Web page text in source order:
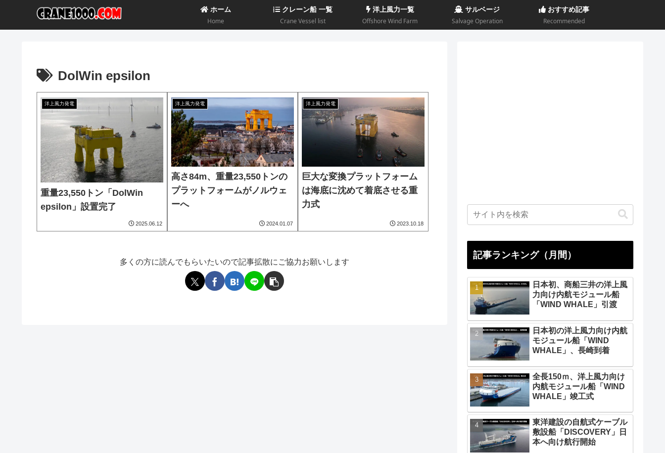
ホーム
Home
クレーン船 一覧
Crane Vessel list
洋上風力一覧
Offshore Wind Farm
サルベージ
Salvage Operation
おすすめ記事
Recommended
DolWin epsilon
洋上風力発電
重量23,550トン「DolWin
epsilon」設置完了
2025.06.12
洋上風力発電
高さ84m、重量23,550トンの
プラットフォームがノルウェ
ーへ
2024.01.07
洋上風力発電
巨大な変換プラットフォーム
は海底に沈めて着底させる重
力式
2023.10.18
多くの方に読んでもらいたいので記事拡散にご協力お願いします
記事ランキング（月間）
日本初、商船三井の洋上風
力向け内航モジュール船
「WIND WHALE」引渡
日本初の洋上風力向け内航
モジュール船「WIND
WHALE」、長崎到着
全長150ｍ、洋上風力向け
内航モジュール船「WIND
WHALE」竣工式
東洋建設の自航式ケーブル
敷設船「DISCOVERY」日
本へ向け航行開始